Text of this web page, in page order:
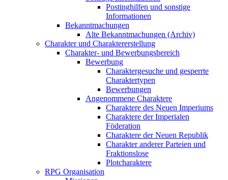
Postinghilfen und sonstige
Informationen
Bekanntmachungen
Alte Bekanntmachungen (Archiv)
Charakter und Charaktererstellung
Charakter- und Bewerbungsbereich
Bewerbung
Charaktergesuche und gesperrte
Charaktertypen
Bewerbungen
Angenommene Charaktere
Charaktere des Neuen Imperiums
Charaktere der Imperialen
Föderation
Charaktere der Neuen Republik
Charakter anderer Parteien und
Fraktionslose
Plotcharaktere
RPG Organisation